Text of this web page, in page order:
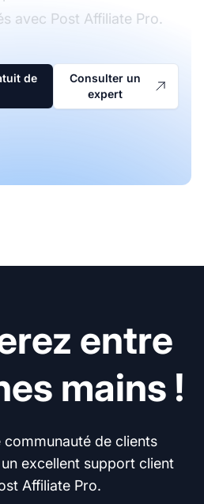
avec Post Affiliate Pro.
de
Consulter un
expert
entre
mains !
communauté de clients
excellent support client
Affiliate Pro.